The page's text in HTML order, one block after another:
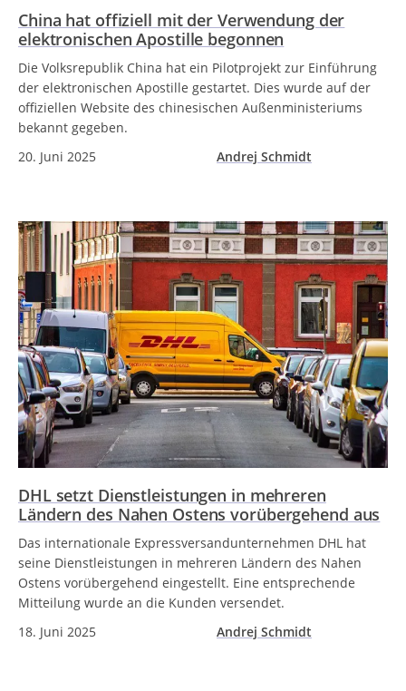
China hat offiziell mit der Verwendung der
elektronischen Apostille begonnen
Die Volksrepublik China hat ein Pilotprojekt zur Einführung
der elektronischen Apostille gestartet. Dies wurde auf der
offiziellen Website des chinesischen Außenministeriums
bekannt gegeben.
20. Juni 2025
Andrej Schmidt
DHL setzt Dienstleistungen in mehreren
Ländern des Nahen Ostens vorübergehend aus
Das internationale Expressversandunternehmen DHL hat
seine Dienstleistungen in mehreren Ländern des Nahen
Ostens vorübergehend eingestellt. Eine entsprechende
Mitteilung wurde an die Kunden versendet.
18. Juni 2025
Andrej Schmidt